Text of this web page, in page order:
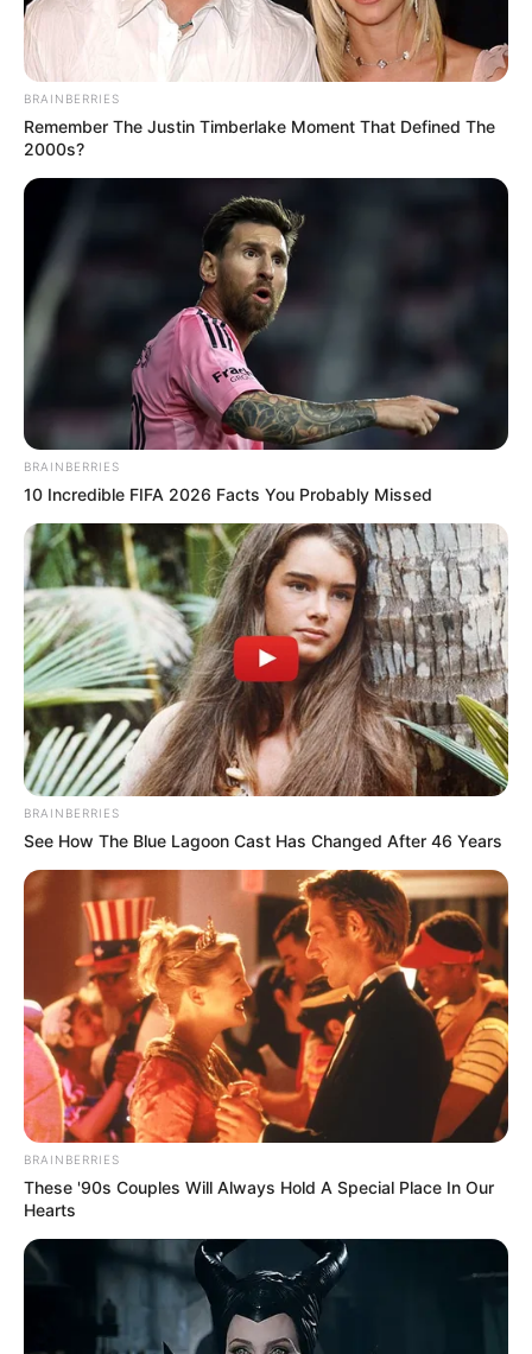
BRAINBERRIES
Remember The Justin Timberlake Moment That Defined The
2000s?
BRAINBERRIES
10 Incredible FIFA 2026 Facts You Probably Missed
BRAINBERRIES
See How The Blue Lagoon Cast Has Changed After 46 Years
BRAINBERRIES
These '90s Couples Will Always Hold A Special Place In Our
Hearts